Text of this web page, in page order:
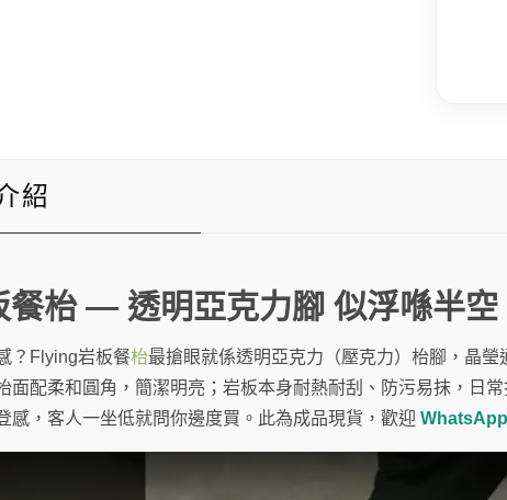
紹
枱 — 透明亞克力腳 似浮喺半空
？Flying岩板餐枱最搶眼就係透明亞克力（壓克力）枱腳，晶
面配柔和圓角，簡潔明亮；岩板本身耐熱耐刮、防污易抹，日
感，客人一坐低就問你邊度買。此為成品現貨，歡迎 WhatsApp